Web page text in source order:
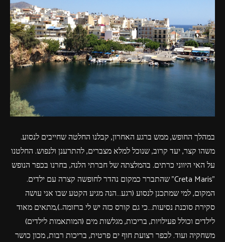
דיגיטלית
ועוד.
במהלך החופש, ממש ברגע האחרון, קבלנו החלטה שחייבים לנסוע.
משהו קצר, יעד קרוב, שנוכל למלא מצברים, להתרענן ולנפוש. החלטנו
על האי היווני כרתים. בהמלצתה של חברתי הלנה, בחרנו בכפר הנופש
"Creta Maris" שהתברר כמקום נהדר לחופשה קצרה עם ילדים.
המקום, למי שמתכנן לנסוע (רגע…הנה מגיע הקטע שבו אני עושה
סקירת סוכנת נסיעות…כי גם קורס כזה יש לי ברזומה..),מתאים מאוד
לילדים וכולל פעילויות, בריכות, מגלשות מים (המותאמות לילדים)
משחקיה ועוד. לכפר רצועת חוף ים פרטית, בריכות רבות, מכון כושר